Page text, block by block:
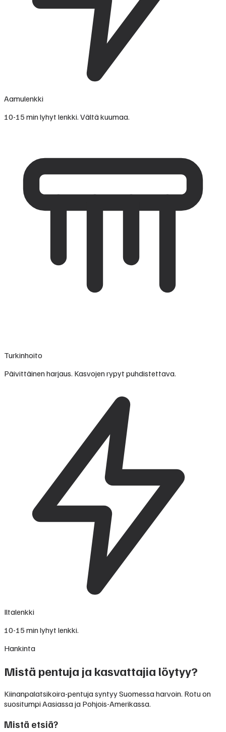
Aamulenkki
10-15 min lyhyt lenkki. Vältä kuumaa.
Turkinhoito
Päivittäinen harjaus. Kasvojen rypyt puhdistettava.
Iltalenkki
10-15 min lyhyt lenkki.
Hankinta
Mistä pentuja ja kasvattajia löytyy?
Kiinanpalatsikoira-pentuja syntyy Suomessa harvoin. Rotu on
suositumpi Aasiassa ja Pohjois-Amerikassa.
Mistä etsiä?